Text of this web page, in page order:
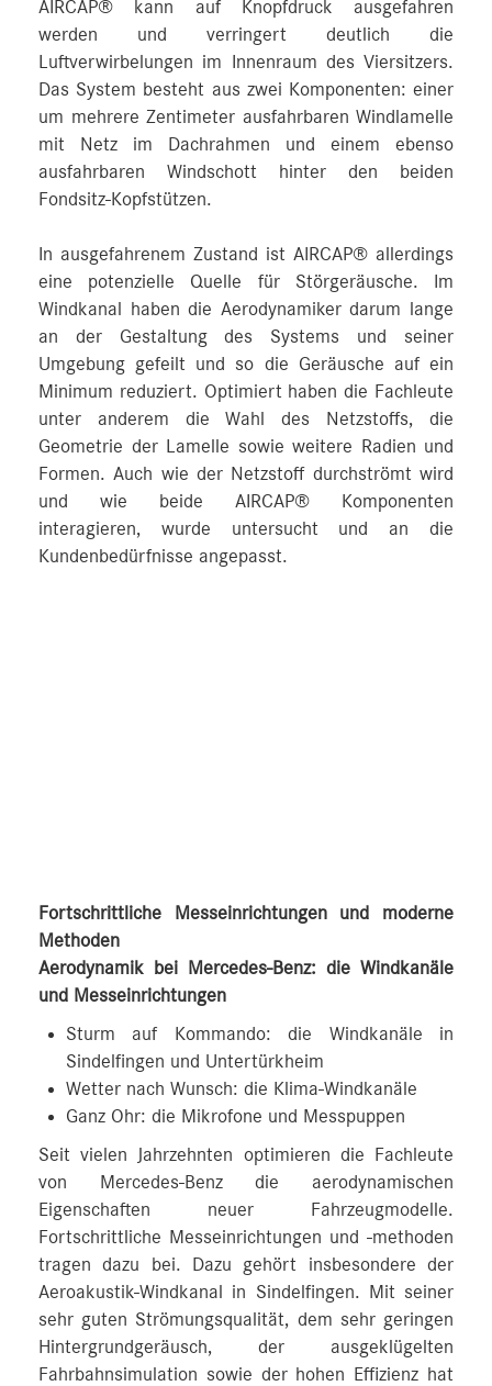
AIRCAP® kann auf Knopfdruck ausgefahren
werden und verringert deutlich die
Luftverwirbelungen im Innenraum des Viersitzers.
Das System besteht aus zwei Komponenten: einer
um mehrere Zentimeter ausfahrbaren Windlamelle
mit Netz im Dachrahmen und einem ebenso
ausfahrbaren Windschott hinter den beiden
Fondsitz-Kopfstützen.
In ausgefahrenem Zustand ist AIRCAP® allerdings
eine potenzielle Quelle für Störgeräusche. Im
Windkanal haben die Aerodynamiker darum lange
an der Gestaltung des Systems und seiner
Umgebung gefeilt und so die Geräusche auf ein
Minimum reduziert. Optimiert haben die Fachleute
unter anderem die Wahl des Netzstoffs, die
Geometrie der Lamelle sowie weitere Radien und
Formen. Auch wie der Netzstoff durchströmt wird
und wie beide AIRCAP® Komponenten
interagieren, wurde untersucht und an die
Kundenbedürfnisse angepasst.
Fortschrittliche Messeinrichtungen und moderne
Methoden
Aerodynamik bei Mercedes-Benz: die Windkanäle
und Messeinrichtungen
Sturm auf Kommando: die Windkanäle in
Sindelfingen und Untertürkheim
Wetter nach Wunsch: die Klima-Windkanäle
Ganz Ohr: die Mikrofone und Messpuppen
Seit vielen Jahrzehnten optimieren die Fachleute
von Mercedes‑Benz die aerodynamischen
Eigenschaften neuer Fahrzeugmodelle.
Fortschrittliche Messeinrichtungen und -methoden
tragen dazu bei. Dazu gehört insbesondere der
Aeroakustik-Windkanal in Sindelfingen. Mit seiner
sehr guten Strömungsqualität, dem sehr geringen
Hintergrundgeräusch, der ausgeklügelten
Fahrbahnsimulation sowie der hohen Effizienz hat